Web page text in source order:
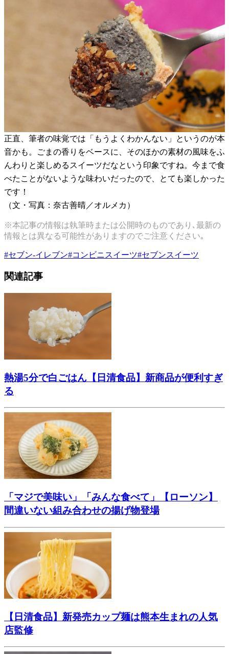
正直、筆者の味覚では「もうよくわかんない」というのが本
音かも。ごまの香りをベースに、そのほかの素材の風味をふ
んわりと楽しめるスイーツだなという印象ですね。今まで食
べたことがないような味わいだったので、とても楽しかった
です！
（文・写真：奈古善晴／オルメカ）
※本記事の情報は執筆時または公開時のものであり､最新の
情報とは異なる可能性がありますのでご注意ください｡
#セブン-イレブン#コンビニスイーツ#セブンスイーツ
関連記事
熱湯5分で白ごはん【日清食品】新商品が便利すぎ
る
「マジで美味い」「みんな食べて」【ローソン】
間違いない組み合わせの揚げ物登場
【日清食品】新発売カップ麺は熊本生まれの人気
店監修